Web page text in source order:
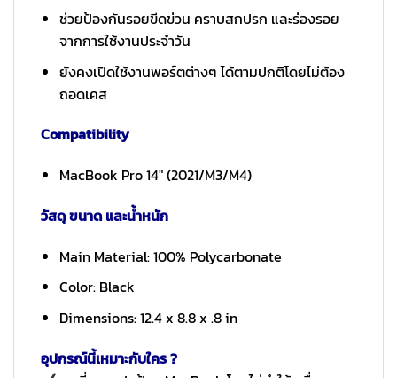
ช่วยป้องกันรอยขีดข่วน คราบสกปรก และร่องรอย
จากการใช้งานประจำวัน
ยังคงเปิดใช้งานพอร์ตต่างๆ ได้ตามปกติโดยไม่ต้อง
ถอดเคส
Compatibility
MacBook Pro 14″ (2021/M3/M4)
วัสดุ ขนาด และน้ำหนัก
Main Material: 100% Polycarbonate
Color: Black
Dimensions: 12.4 x 8.8 x .8 in
อุปกรณ์นี้เหมาะกับใคร ?